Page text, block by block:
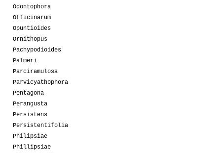
Odontophora
Officinarum
Opuntioides
Ornithopus
Pachypodioides
Palmeri
Parciramulosa
Parvicyathophora
Pentagona
Perangusta
Persistens
Persistentifolia
Philipsiae
Phillipsiae